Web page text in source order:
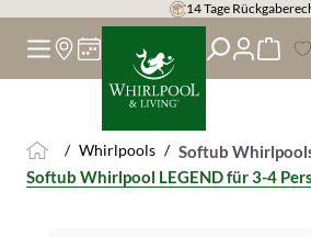
springen
14 Tage
/ Whirlpools / Softub
Softub Whirlpool LEGEND für 3-4